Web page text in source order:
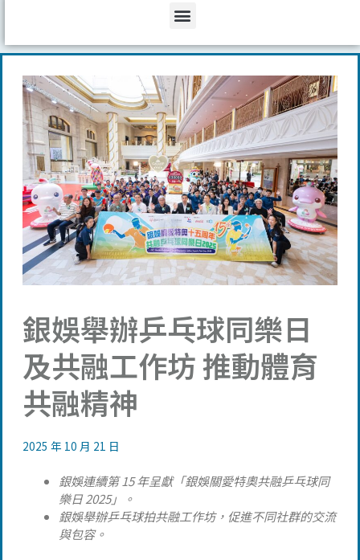
Menu
銀娛舉辦乒乓球同樂日
及共融工作坊 推動體育
共融精神
2025 年 10 月 21 日
銀娛連續第 15 年呈獻「銀娛關愛特奧共融乒乓球同
樂日 2025」。
銀娛舉辦乒乓球拍共融工作坊，促進不同社群的交流
與包容。